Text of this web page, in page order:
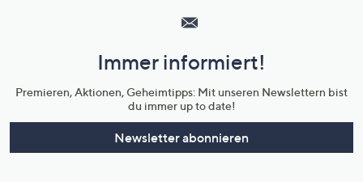
Unternehmensinformationen
Immer informiert!
Premieren, Aktionen, Geheimtipps: Mit unseren Newslettern bist
du immer up to date!
Newsletter abonnieren